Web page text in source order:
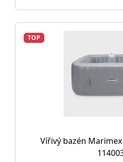
TOP
Vířivý bazén